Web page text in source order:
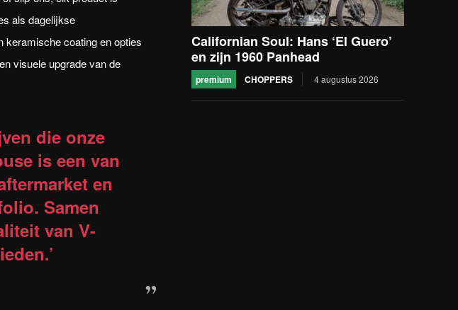
als dagelijkse
keramische coating en opties
visuele upgrade van de
die onze
is een van
en
Samen
van V-
Californian Soul: Hans ‘El Guero’
en zijn 1960 Panhead
premium CHOPPERS 4 augustus 2026